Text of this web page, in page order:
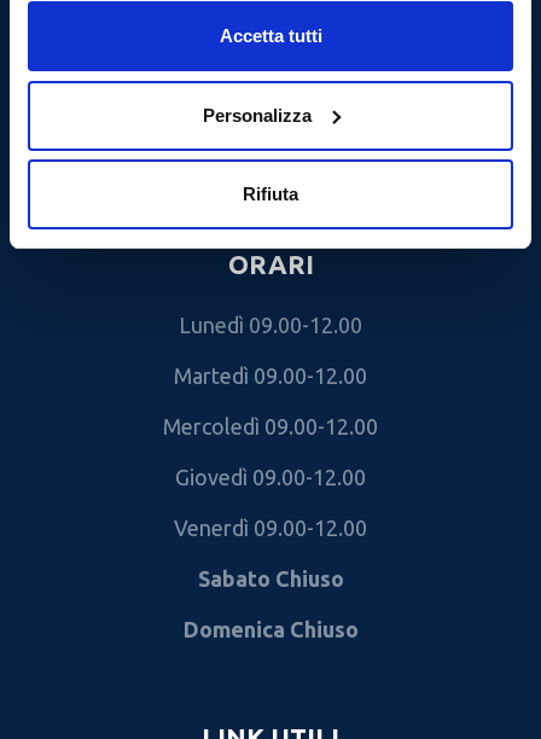
Accetta tutti
Personalizza
Rifiuta
Cod.Fisc. 80046920171
ORARI
Lunedì 09.00-12.00
Martedì 09.00-12.00
Mercoledì 09.00-12.00
Giovedì 09.00-12.00
Venerdì 09.00-12.00
Sabato Chiuso
Domenica Chiuso